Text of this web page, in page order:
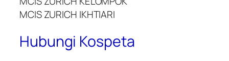
MCIS ZURICH IKHTIARI
Hubungi Kospeta